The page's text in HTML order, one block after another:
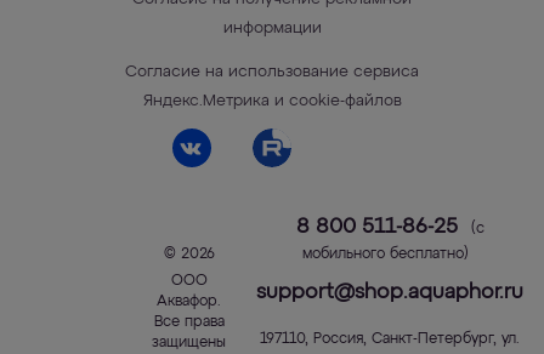
информации
Согласие на использование сервиса
Яндекс.Метрика и cookie-файлов
© 2026
ООО
Аквафор.
Все права
защищены
8 800 511-86-25
(с
мобильного бесплатно)
support@shop.aquaphor.ru
197110, Россия, Санкт-Петербург, ул.